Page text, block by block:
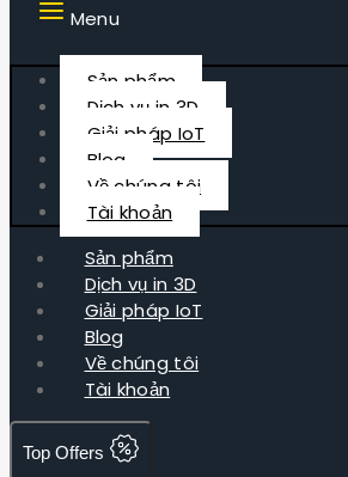
Menu
Sản phẩm
Dịch vụ in 3D
Giải pháp IoT
Blog
Về chúng tôi
Tài khoản
Sản phẩm
Dịch vụ in 3D
Giải pháp IoT
Blog
Về chúng tôi
Tài khoản
Top Offers